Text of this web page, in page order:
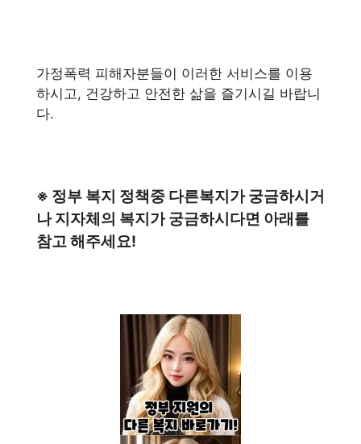
가정폭력 피해자분들이 이러한 서비스를 이용
하시고, 건강하고 안전한 삶을 즐기시길 바랍니
다.
※ 정부 복지 정책중 다른복지가 궁금하시거
나 지자체의 복지가 궁금하시다면 아래를
참고 해주세요!